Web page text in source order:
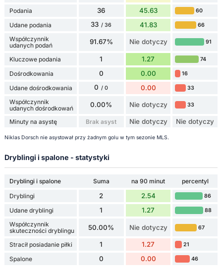
Podania 36 45.63 60
Udane podania 33 / 36 41.83 66
Współczynnik
udanych podań
91.67% Nie dotyczy 91
Kluczowe podania 1 1.27 74
Dośrodkowania 0 0.00 16
Udane dośrodkowania 0 / 0 0.00 33
Współczynnik
udanych dośrodkowań
0.00% Nie dotyczy 33
Minuty na asystę Brak asyst Nie dotyczy Nie dotyczy
Niklas Dorsch nie asystował przy żadnym golu w tym sezonie MLS.
Dryblingi i spalone - statystyki
Dryblingi i spalone Suma na 90 minut
percentyl
Dryblingi
2 2.54 86
Udane dryblingi 1 1.27 88
Współczynnik
skuteczności dryblingu
50.00% Nie dotyczy 67
Stracił posiadanie piłki 1 1.27 21
Spalone 0 0.00 46